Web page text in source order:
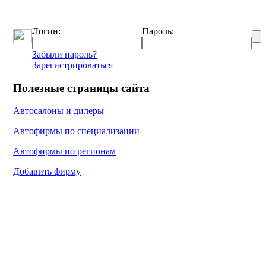
Логин: Пароль:
Забыли пароль?
Зарегистрироваться
Полезные страницы сайта
Автосалоны и дилеры
Автофирмы по специализации
Автофирмы по регионам
Добавить фирму